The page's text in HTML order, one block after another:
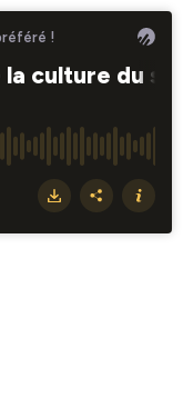
!
la culture du